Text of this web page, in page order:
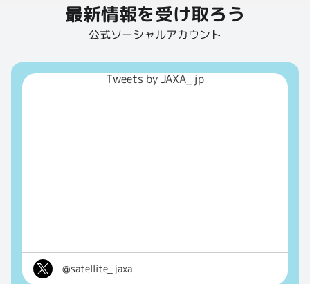
最新情報を受け取ろう
公式ソーシャルアカウント
Tweets by JAXA_jp
@satellite_jaxa